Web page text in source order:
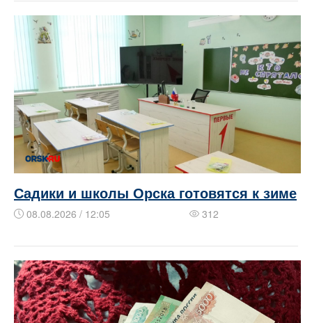
Садики и школы Орска готовятся к зиме
08.08.2026 / 12:05 312